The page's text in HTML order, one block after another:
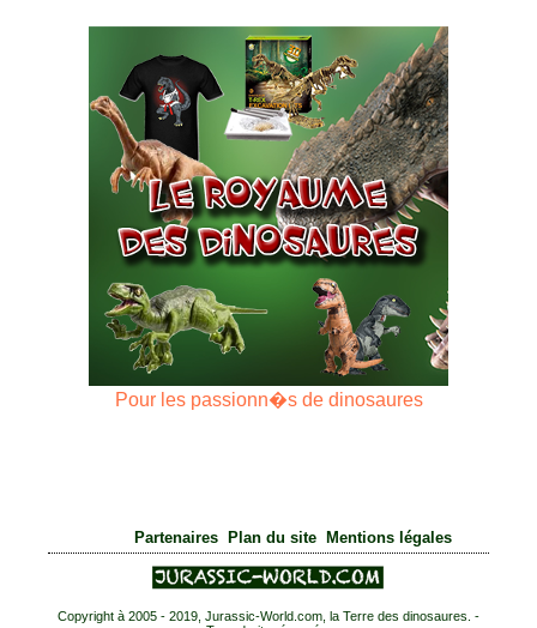
Pour les passionn�s de dinosaures
Partenaires| Plan du site| Mentions légales
Copyright à 2005 - 2019, Jurassic-World.com, la Terre des dinosaures. -